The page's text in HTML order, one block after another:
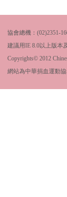
協會總機：(02)2351-
建議用IE 8.0以上版本
Copyrights© 2012
網站為中華捐血運動